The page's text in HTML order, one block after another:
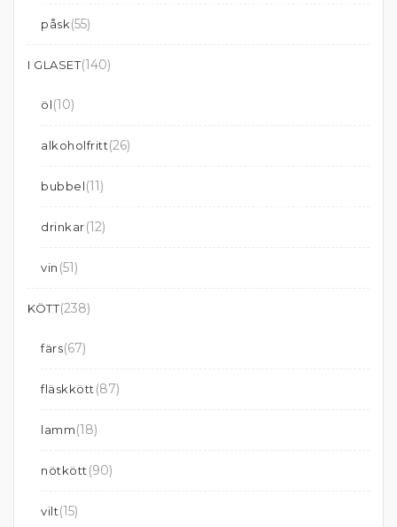
påsk(55)
I GLASET(140)
öl(10)
alkoholfritt(26)
bubbel(11)
drinkar(12)
vin (51)
KÖTT(238)
färs(67)
fläskkött (87)
lamm(18)
nötkött (90)
vilt(15)